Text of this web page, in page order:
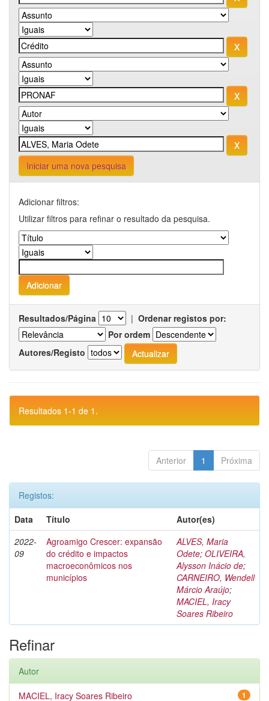
Iniciar uma nova pesquisa
Adicionar filtros:
Utilizar filtros para refinar o resultado da pesquisa.
Resultados/Página | Ordenar registos por:
Por ordem
Autores/Registo
Resultados 1-1 de 1.
Anterior 1 Próxima
Registos:
Data
Título
Autor(es)
2022-
09
Agroamigo Crescer: expansão
do crédito e impactos
macroeconômicos nos
municípios
ALVES, Maria
Odete; OLIVEIRA,
Alysson Inácio de;
CARNEIRO, Wendell
Márcio Araújo;
MACIEL, Iracy
Soares Ribeiro
Refinar
Autor
1
MACIEL, Iracy Soares Ribeiro